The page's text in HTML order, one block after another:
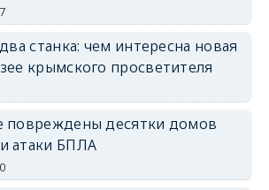
станка: чем интересна новая
крымского просветителя
повреждены десятки домов
атаки БПЛА